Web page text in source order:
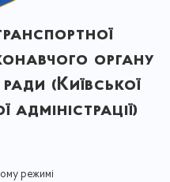
органу
ради (Київської
адміністрації)
режимі